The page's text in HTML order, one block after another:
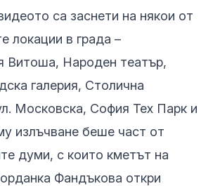
са заснети на някои от
локации в града –
Витоша, Народен театър,
галерия, Столична
Московска, София Тех Парк и
излъчване беше част от
думи, с които кметът на
Фандъкова откри